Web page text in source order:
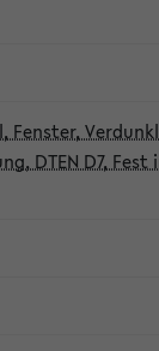
Fenster,
DTEN D7, Fest